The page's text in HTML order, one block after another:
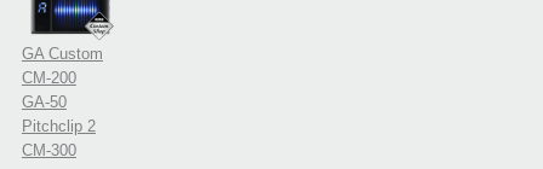
GA Custom
CM-200
GA-50
Pitchclip 2
CM-300